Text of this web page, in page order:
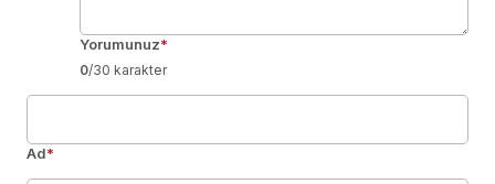
Yorumunuz*
0/30 karakter
Ad*